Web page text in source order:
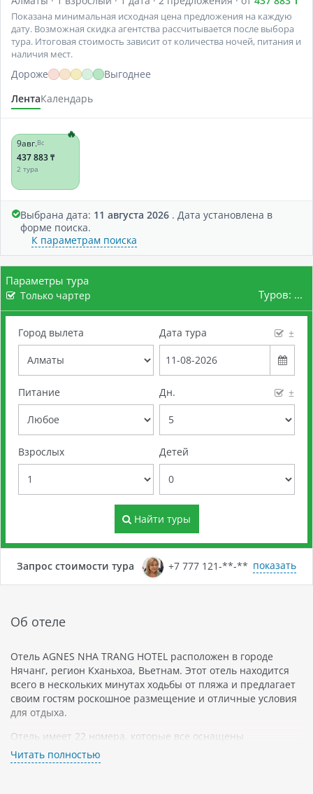
Показана минимальная исходная цена предложения на каждую
дату. Возможная скидка агентства рассчитывается после выбора
тура. Итоговая стоимость зависит от количества ночей, питания и
наличия мест.
Дороже
Выгоднее
ЛентаКалендарь
9авг.Вс
437 883 ₸
2 тура
Выбрана дата: 11 августа 2026 . Дата установлена в
форме поиска.
К параметрам поиска
Параметры тура
Только чартер Туров: ...
Город вылета Дата тура ±
Питание Дн. ±
Взрослых Детей
Найти туры
Запрос стоимости тура +7 777 121-**-** показать
Об отеле
Отель AGNES NHA TRANG HOTEL расположен в городе
Нячанг, регион Кханьхоа, Вьетнам. Этот отель находится
всего в нескольких минутах ходьбы от пляжа и предлагает
своим гостям роскошное размещение и отличные условия
для отдыха.
Отель имеет 22 номера, которые все оснащены
современными удобствами. Все номера оборудованы
кондиционером, телевизором с плоским экраном,
Читать полностью